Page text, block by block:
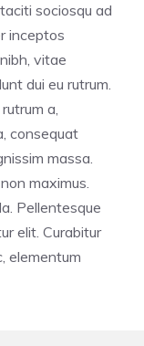
sociosqu ad
inceptos
vitae
dui eu rutrum.
a,
consequat
massa.
maximus.
Pellentesque
elit. Curabitur
elementum